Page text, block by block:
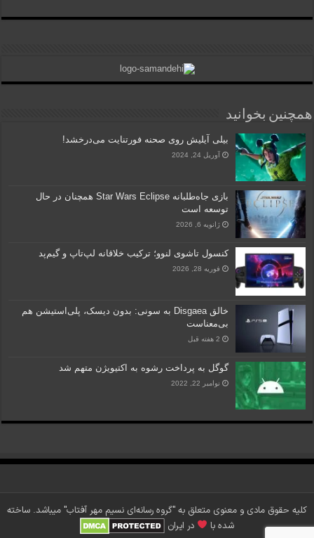
همچنین بخوانید
بیلی آیلیش روی صحنه فورتنایت می‌درخشد!
آوریل 24, 2024
بازی جاه‌طلبانه Star Wars Eclipse همچنان در حال
توسعه است
ژانویه 6, 2026
کنسول تاشوی لنوو؛ ترکیب خلاقانه لپ‌تاپ و گیم‌پد
فوریه 28, 2026
خالق Disgaea به سونی: بدون دیسک، پلی‌استیشن هم
بی‌معناست
2 هفته قبل
گوگل به پرداخت رشوه به اکتیویژن متهم شد
نوامبر 22, 2022
کلیه حقوق مادی و معنوی متعلق به "گروه رسانه‌ای نسیم مهر آفتاب" می‎باشد. ساخته
شده با
در ایران